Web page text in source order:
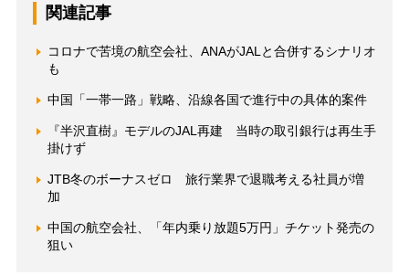
関連記事
コロナで苦境の航空会社、ANAがJALと合併するシナリオ
も
中国「一帯一路」戦略、沿線各国で進行中の具体的案件
『半沢直樹』モデルのJAL再建 当時の取引銀行は再生手
掛けず
JTB冬のボーナスゼロ 旅行業界で退職考える社員が増
加
中国の航空会社、「年内乗り放題5万円」チケット発売の
狙い